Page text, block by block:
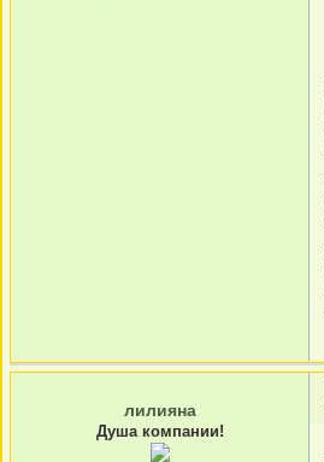
лилияна
Душа компании!